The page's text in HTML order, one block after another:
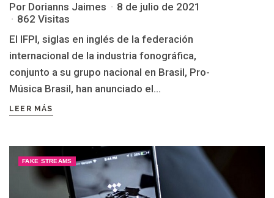
Por Dorianns Jaimes
8 de julio de 2021
862 Visitas
El IFPI, siglas en inglés de la federación
internacional de la industria fonográfica,
conjunto a su grupo nacional en Brasil, Pro-
Música Brasil, han anunciado el...
LEER MÁS
FAKE STREAMS